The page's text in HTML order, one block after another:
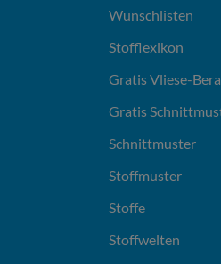
Wunschlisten
Stofflexikon
Gratis Vliese-
Gratis
Schnittmuster
Stoffmuster
Stoffe
Stoffwelten